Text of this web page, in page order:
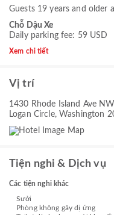
Guests 19 years and older
Chỗ Dậu Xe
Daily parking fee: 59 USD
Xem chi tiết
Vị trí
1430 Rhode Island Ave NW
Logan Circle, Washington
Tiện nghi & Dịch vụ
Các tiện nghi khác
Sưởi
Phòng không gây dị ứng